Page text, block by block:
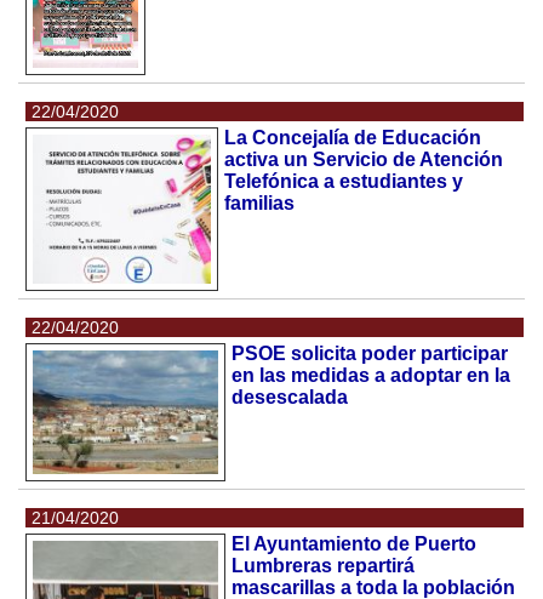
22/04/2020
La Concejalía de Educación
activa un Servicio de Atención
Telefónica a estudiantes y
familias
22/04/2020
PSOE solicita poder participar
en las medidas a adoptar en la
desescalada
21/04/2020
El Ayuntamiento de Puerto
Lumbreras repartirá
mascarillas a toda la población